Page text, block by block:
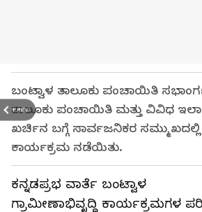
PREV
ಬಂಟ್ವಾಳ ತಾಲೂಕು ಪಂಚಾಯಿತಿ
ತಾಲೂಕು ಪಂಚಾಯಿತಿ ಮತ್ತು ವಿವಿಧ
ಖರ್ಚಿನ ಬಗ್ಗೆ ಸಾರ್ವಜನಿಕರ
ಕಾರ್ಯಕ್ರಮ ನಡೆಯಿತು.
ಕನ್ನಡಪ್ರಭ ವಾರ್ತೆ ಬಂಟ್ವಾಳ
ಗ್ರಾಮೀಣಾಭಿವೃದ್ಧಿ ಕಾರ್ಯಕ್ರಮಗಳ